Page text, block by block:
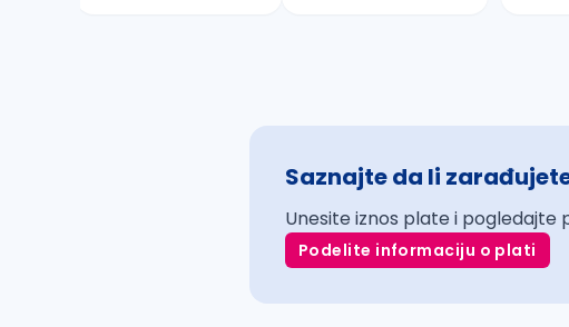
Saznajte da li
Unesite iznos plate i pogledajte
Podelite informaciju o plati